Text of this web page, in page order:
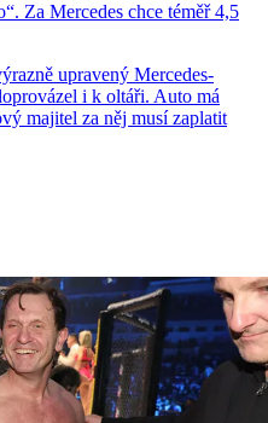
Za Mercedes chce téměř 4,5
upravený Mercedes-
i k oltáři. Auto má
majitel za něj musí zaplatit